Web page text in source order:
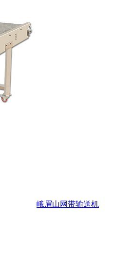
峨眉山网带输送机